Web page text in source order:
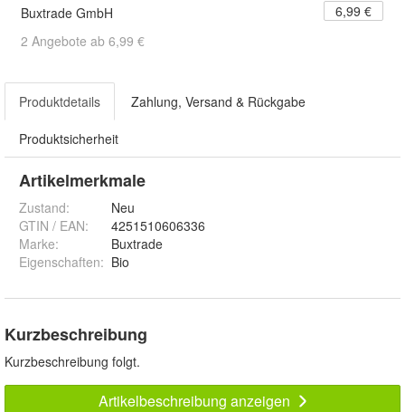
Buxtrade GmbH
6,99 €
2 Angebote ab 6,99 €
Produktdetails Zahlung, Versand & Rückgabe
Produktsicherheit
Artikelmerkmale
Zustand:
Neu
GTIN / EAN:
4251510606336
Marke:
Buxtrade
Eigenschaften: Bio
Kurzbeschreibung
Kurzbeschreibung folgt.
Artikelbeschreibung anzeigen